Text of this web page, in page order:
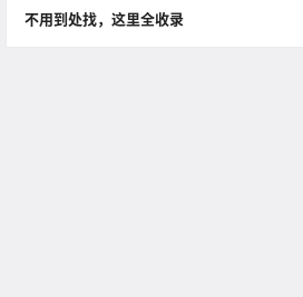
不用到处找，这里全收录